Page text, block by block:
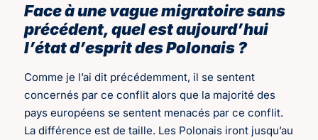
Face à une vague migratoire sans
précédent, quel est aujourd’hui
l’état d’esprit des Polonais ?
Comme je l’ai dit précédemment, il se sentent
concernés par ce conflit alors que la majorité des
pays européens se sentent menacés par ce conflit.
La différence est de taille. Les Polonais iront jusqu’au